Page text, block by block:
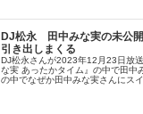
DJ松永 田中みな実の未公
引き出しまくる
DJ松永さんが2023年12月23日放
な実 あったかタイム』の中で田中
の中でなぜか田中みな実さんにス